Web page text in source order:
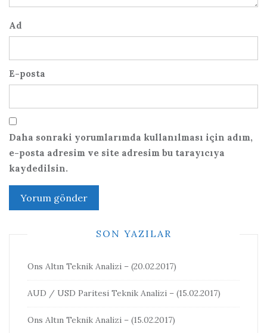
Ad
E-posta
Daha sonraki yorumlarımda kullanılması için adım,
e-posta adresim ve site adresim bu tarayıcıya
kaydedilsin.
SON YAZILAR
Ons Altın Teknik Analizi – (20.02.2017)
AUD / USD Paritesi Teknik Analizi – (15.02.2017)
Ons Altın Teknik Analizi – (15.02.2017)